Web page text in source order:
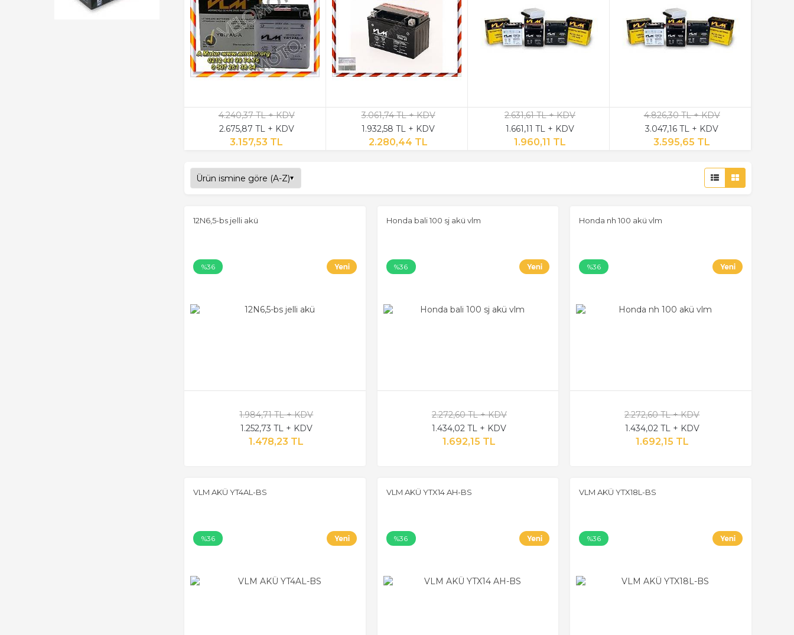
4.240,37 TL + KDV
2.675,87 TL + KDV
3.157,53 TL
3.061,74 TL + KDV
1.932,58 TL + KDV
2.280,44 TL
2.631,61 TL + KDV
1.661,11 TL + KDV
1.960,11 TL
4.826,30 TL + KDV
3.047,16 TL + KDV
3.595,65 TL
12N6,5-bs jelli akü
%36
1.984,71 TL + KDV
1.252,73 TL + KDV
1.478,23 TL
Honda bali 100 sj akü vlm
%36
2.272,60 TL + KDV
1.434,02 TL + KDV
1.692,15 TL
Honda nh 100 akü vlm
%36
2.272,60 TL + KDV
1.434,02 TL + KDV
1.692,15 TL
VLM AKÜ YT4AL-BS
%36
VLM AKÜ YTX14 AH-BS
%36
VLM AKÜ YTX18L-BS
%36